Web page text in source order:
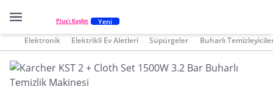
Plus'ı Keşfet Yeni
Elektronik Elektrikli Ev Aletleri Süpürgeler Buharlı